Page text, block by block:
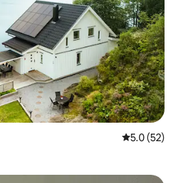
औसत रेटिंग 5
5.0 (52)